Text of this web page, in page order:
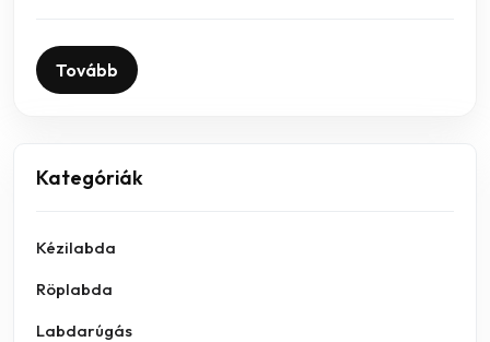
Tovább
Kategóriák
Kézilabda
Röplabda
Labdarúgás